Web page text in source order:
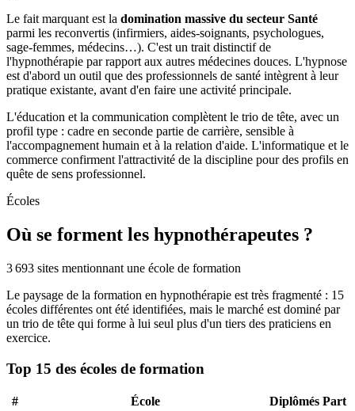
Le fait marquant est la domination massive du secteur Santé
parmi les reconvertis (infirmiers, aides-soignants, psychologues,
sage-femmes, médecins…). C'est un trait distinctif de
l'hypnothérapie par rapport aux autres médecines douces. L'hypnose
est d'abord un outil que des professionnels de santé intègrent à leur
pratique existante, avant d'en faire une activité principale.
L'éducation et la communication complètent le trio de tête, avec un
profil type : cadre en seconde partie de carrière, sensible à
l'accompagnement humain et à la relation d'aide. L'informatique et le
commerce confirment l'attractivité de la discipline pour des profils en
quête de sens professionnel.
Écoles
Où se forment les hypnothérapeutes ?
3 693 sites mentionnant une école de formation
Le paysage de la formation en hypnothérapie est très fragmenté : 15
écoles différentes ont été identifiées, mais le marché est dominé par
un trio de tête qui forme à lui seul plus d'un tiers des praticiens en
exercice.
Top 15 des écoles de formation
# École Diplômés Part